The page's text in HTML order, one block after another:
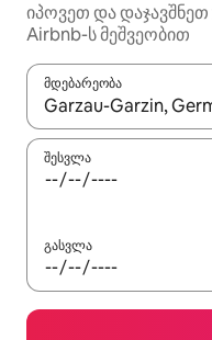
იპოვეთ და
Airbnb-ს მეშვეობით
მდებარეობა
როცა შედეგები
შესვლა
გასვლა